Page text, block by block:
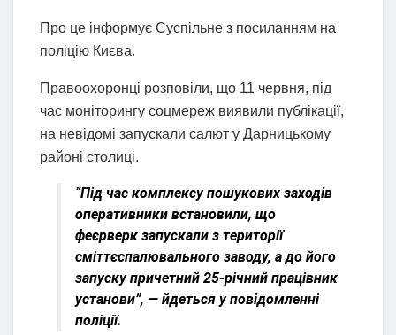
Про це інформує Суспільне з посиланням на
поліцію Києва.
Правоохоронці розповіли, що 11 червня, під
час моніторингу соцмереж виявили публікації,
на невідомі запускали салют у Дарницькому
районі столиці.
“Під час комплексу пошукових заходів
оперативники встановили, що
феєрверк запускали з території
сміттєспалювального заводу, а до його
запуску причетний 25-річний працівник
установи”, — йдеться у повідомленні
поліції.